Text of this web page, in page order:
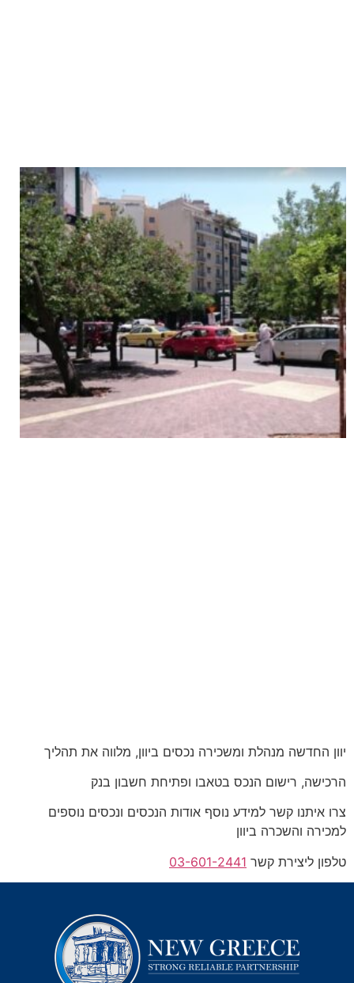
יוון החדשה מנהלת ומשכירה נכסים ביוון, מלווה את תהליך
הרכישה, רישום הנכס בטאבו ופתיחת חשבון בנק
צרו איתנו קשר למידע נוסף אודות הנכסים ונכסים נוספים
למכירה והשכרה ביוון
03-601-2441 טלפון ליצירת קשר